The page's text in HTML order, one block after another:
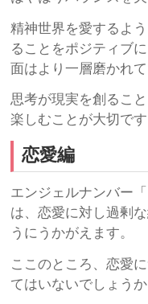
精神世界を愛するよ
ることをポジティブ
面はより一層磨かれて
思考が現実を創るこ
楽しむことが大切です
恋愛編
エンジェルナンバー
は、恋愛に対し過剰
うにうかがえます。
ここのところ、恋愛
てはいないでしょうか